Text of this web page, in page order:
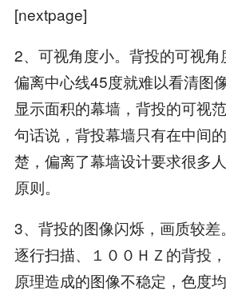
[nextpage]
2、可视角度小。背投的可视角
偏离中心线45度就难以看清图
显示面积的幕墙，背投的可视
句话说，背投幕墙只有在中间
楚，偏离了幕墙设计要求很多
原则。
3、背投的图像闪烁，画质较
逐行扫描、１００ＨＺ的背投
原理造成的图像不稳定，色度